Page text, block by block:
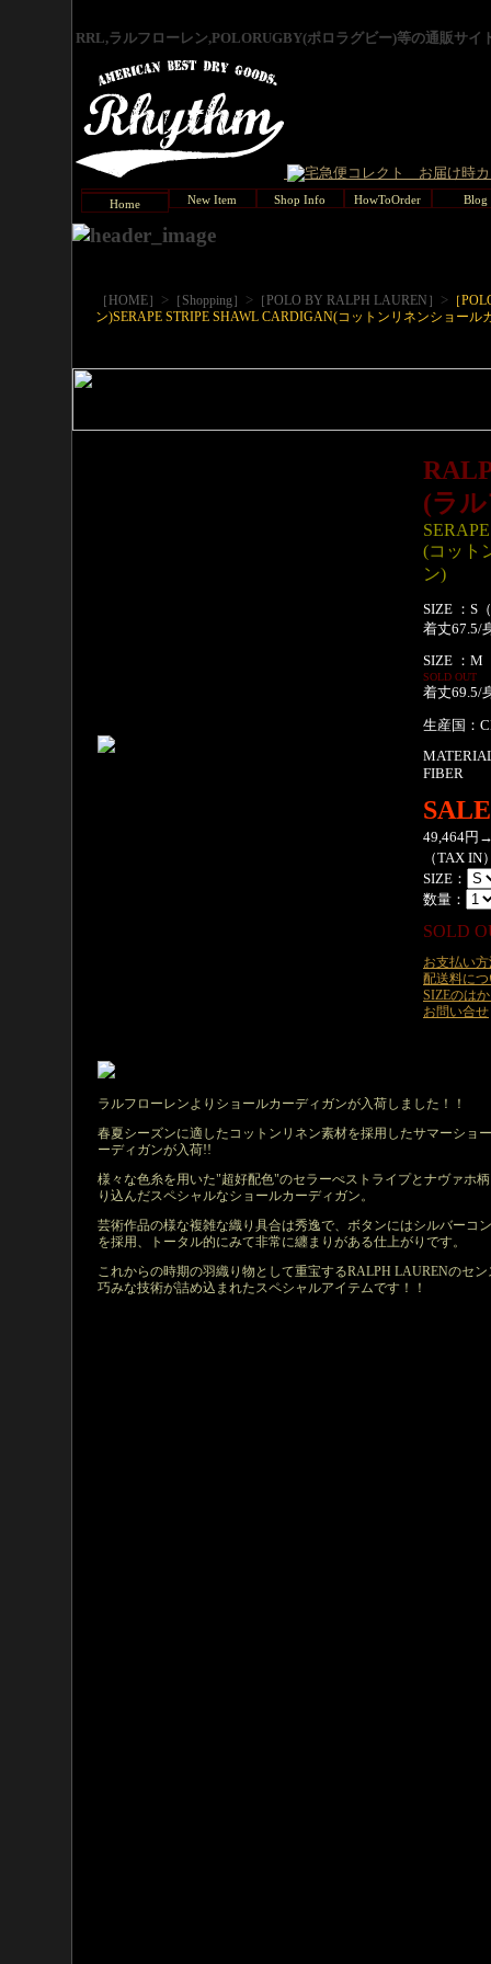
RRL,ラルフローレン,POLORUGBY(ポロラグビー)等の通販サ
Home New Item Shop Info HowToOrder Blog
［HOME］ > ［Shopping］ > ［POLO BY RALPH LAUREN］ > ［
ン)SERAPE STRIPE SHAWL CARDIGAN(コットンリネンショール
(ラ
(コット
ン)
SIZE ：S
着丈67.5/
SIZE ：M
SOLD OUT
着丈69.5/
生産国：
FIBER
SALE
49,464円
（TAX IN
SIZE：
数量：
SOLD
お支払い
配送料に
SIZEのは
お問い合せ
ラルフローレンよりショールカーディガンが入荷しました！！
春夏シーズンに適したコットンリネン素材を採用したサマーショ
ーディガンが入荷!!
様々な色糸を用いた"超好配色"のセラーぺストライプとナヴァホ
り込んだスペシャルなショールカーディガン。
芸術作品の様な複雑な織り具合は秀逸で、ボタンにはシルバーコ
を採用、トータル的にみて非常に纏まりがある仕上がりです。
これからの時期の羽織り物として重宝するRALPH LAURENのセン
巧みな技術が詰め込まれたスペシャルアイテムです！！